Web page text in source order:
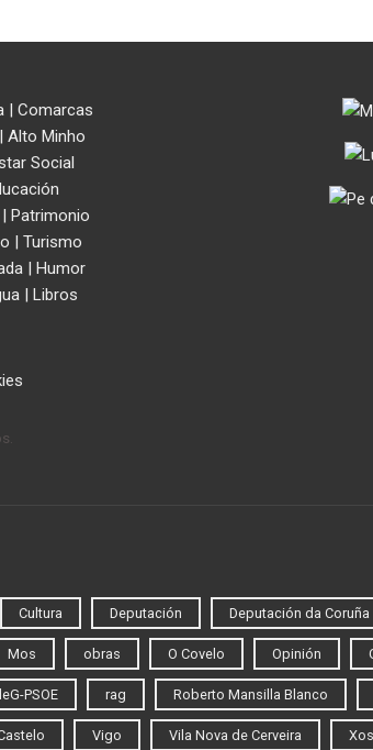
| Comarcas
| Alto Minho
Social
Patrimonio
| Turismo
| Humor
| Libros
Cultura Deputación Deputación da Coruña
Mos obras O Covelo Opinión
PSOE rag Roberto Mansilla Blanco
Vigo Vila Nova de Cerveira